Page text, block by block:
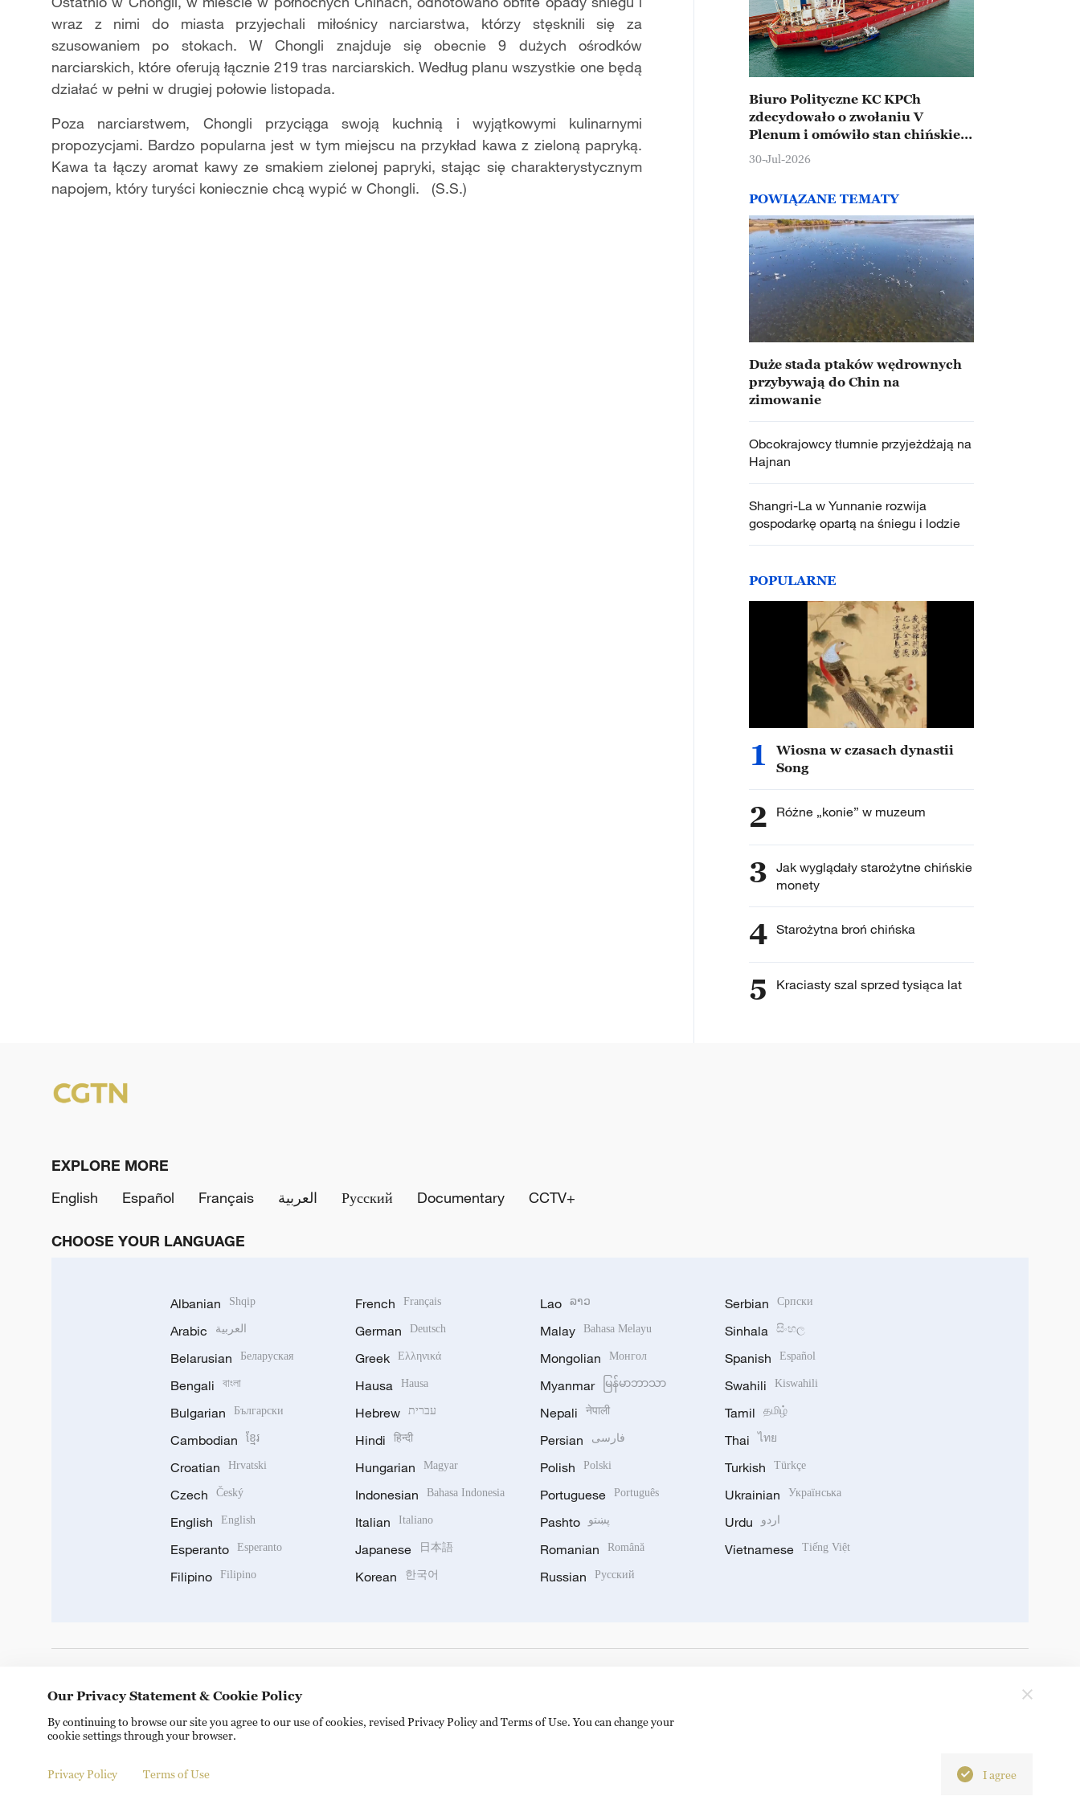
wraz z nimi do miasta przyjechali miłośnicy narciarstwa, którzy stęsknili się za
szusowaniem po stokach. W Chongli znajduje się obecnie 9 dużych ośrodków
narciarskich, które oferują łącznie 219 tras narciarskich. Według planu wszystkie one będą
działać w pełni w drugiej połowie listopada.
Poza narciarstwem, Chongli przyciąga swoją kuchnią i wyjątkowymi kulinarnymi
propozycjami. Bardzo popularna jest w tym miejscu na przykład kawa z zieloną papryką.
Kawa ta łączy aromat kawy ze smakiem zielonej papryki, stając się charakterystycznym
napojem, który turyści koniecznie chcą wypić w Chongli. (S.S.)
Biuro Polityczne KC KPCh
zdecydowało o zwołaniu V
Plenum i omówiło stan chińskiej
gospodarki
30-Jul-2026
POWIĄZANE TEMATY
Duże stada ptaków wędrownych
przybywają do Chin na
zimowanie
Obcokrajowcy tłumnie przyjeżdżają na
Hajnan
Shangri-La w Yunnanie rozwija
gospodarkę opartą na śniegu i lodzie
POPULARNE
1
Wiosna w czasach dynastii
Song
2 Różne „konie” w muzeum
3 Jak wyglądały starożytne chińskie
monety
4 Starożytna broń chińska
5 Kraciasty szal sprzed tysiąca lat
EXPLORE MORE
English
Español Français العربية Русский Documentary CCTV+
CHOOSE YOUR LANGUAGE
Albanian Shqip
Arabic العربية
Belarusian Беларуская
Bengali বাংলা
Bulgarian Български
Cambodian ខ្មែរ
Croatian Hrvatski
Czech Český
English English
Esperanto Esperanto
Filipino Filipino
French Français
German Deutsch
Greek Ελληνικά
Hausa Hausa
Hebrew עברית
Hindi हिन्दी
Hungarian Magyar
Indonesian Bahasa Indonesia
Italian Italiano
Japanese 日本語
Korean 한국어
Lao ລາວ
Malay Bahasa Melayu
Mongolian Монгол
Myanmar မြန်မာဘာသာ
Nepali नेपाली
Persian فارسی
Polish Polski
Portuguese Português
Pashto پښتو
Romanian Română
Russian Русский
Serbian Српски
Sinhala සිංහල
Spanish Español
Swahili Kiswahili
Tamil தமிழ்
Thai ไทย
Turkish Türkçe
Ukrainian Українська
Urdu اردو
Vietnamese Tiếng Việt
Copyright © 2024 CGTN. 京ICP备20000184号
Our Privacy Statement & Cookie Policy
By continuing to browse our site you agree to our use of cookies, revised Privacy Policy and Terms of Use. You can change your
cookie settings through your browser.
Privacy Policy Terms of Use I agree